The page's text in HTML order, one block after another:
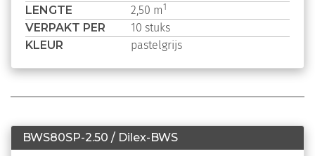
LENGTE 2,50 m1
VERPAKT PER 10 stuks
KLEUR pastelgrijs
BWS80SP-2.50 / Dilex-BWS